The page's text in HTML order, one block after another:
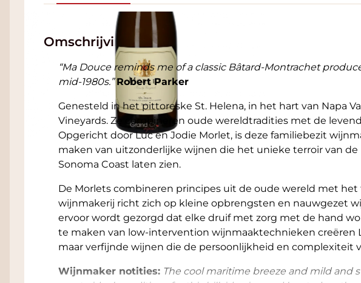
Omschrijving
“Ma Douce reminds me of a classic Bâtard-Montrachet
mid-1980s.” Robert Parker
Genesteld in het pittoreske St. Helena, in het hart van Napa
Vineyards. Ze combineren oude wereldtradities met de
Opgericht door Luc en Jodie Morlet, is deze familiebezit
maken van uitzonderlijke wijnen die het unieke terroir van de
Sonoma Coast laten zien.
De Morlets combineren principes uit de oude wereld met het
wijnmakerij richt zich op kleine opbrengsten en nauwgezet
ervoor wordt gezorgd dat elke druif met zorg met de hand
te maken van low-intervention wijnmaaktechnieken creëren
maar verfijnde wijnen die de persoonlijkheid en complexiteit
Wijnmaker notities: The cool maritime breeze and mild and